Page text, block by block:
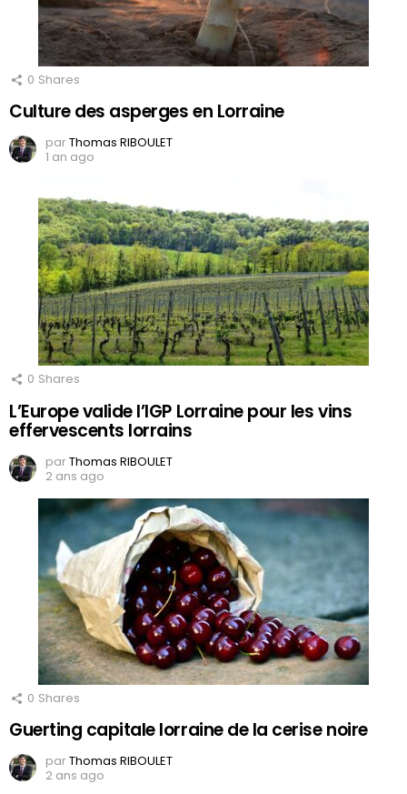
0 Shares
Culture des asperges en Lorraine
parThomas RIBOULET
1 an ago
0 Shares
L’Europe valide l’IGP Lorraine pour les vins
effervescents lorrains
parThomas RIBOULET
2 ans ago
0 Shares
Guerting capitale lorraine de la cerise noire
parThomas RIBOULET
2 ans ago